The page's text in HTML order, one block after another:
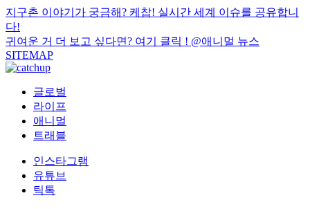
지구촌 이야기가 궁금해? 케찹! 실시간 세계 이슈를 공유합니
다!
귀여운 거 더 보고 싶다면? 여기 클릭 ! @애니멀 뉴스
SITEMAP
글로벌
라이프
애니멀
트래블
인스타그램
유튜브
틱톡